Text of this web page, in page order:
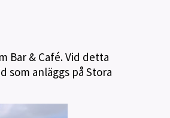
Bar & Café. Vid detta
anläggs på Stora